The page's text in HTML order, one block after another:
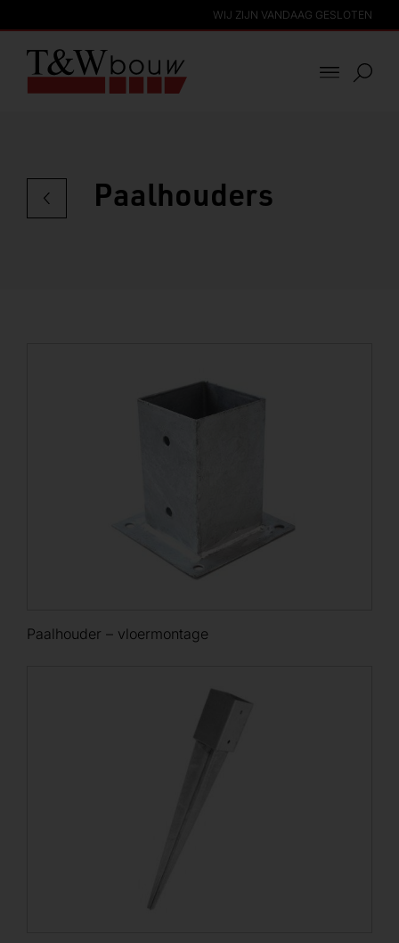
WIJ ZIJN VANDAAG GESLOTEN
Paalhouders
Paalhouder – vloermontage